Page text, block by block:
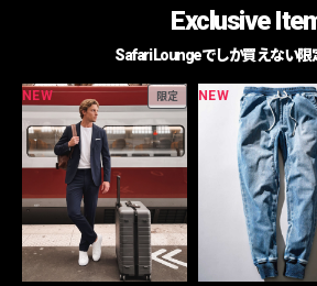
Exclusive
Safari Loungeでしか買えない限
NEW 限定 NEW